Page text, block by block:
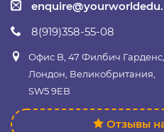
8(919)358-55-08
Офис B, 47 Филбич Гарденс,
Лондон, Великобритания,
SW5 9EB
Отзывы